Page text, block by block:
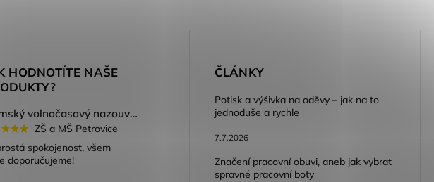
HODNOTÍTE NAŠE
Dámský volnočasový nazouvák ARDON®JUNO - růžová
ZŠ a MŠ Petrovice
spokojenost, všem
doporučujeme!
ČLÁNKY
Potisk a výšivka na oděvy – jak na to
jednoduše a rychle
7.7.2026
Značení pracovní obuvi, aneb jak vybrat
spravné pracovní boty